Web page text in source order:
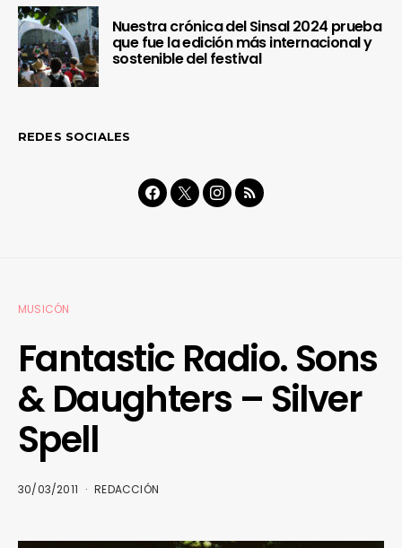
Nuestra crónica del Sinsal 2024 prueba
que fue la edición más internacional y
sostenible del festival
REDES SOCIALES
MUSICÓN
Fantastic Radio. Sons
& Daughters – Silver
Spell
30/03/2011 REDACCIÓN